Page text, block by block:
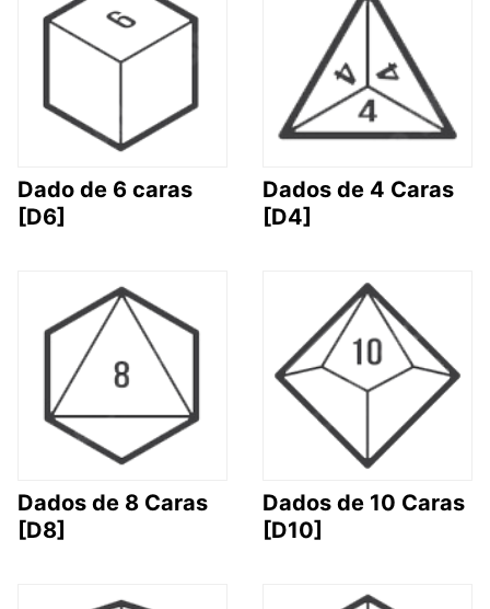
Dado de 6 caras
[D6]
Dados de 4 Caras
[D4]
Dados de 8 Caras
[D8]
Dados de 10 Caras
[D10]